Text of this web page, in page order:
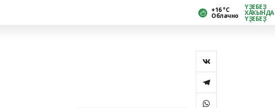
+16 °С
Облачно
ҮҘЕБЕҘ
ХАҠЫНДА
ҮҘЕБЕҘ